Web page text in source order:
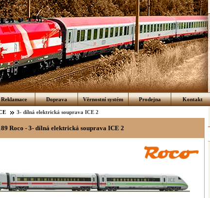
Reklamace Doprava Věrnostní systém Prodejna Kontakt
3- dílná elektrická souprava ICE 2
Roco - 3- dílná elektrická souprava ICE 2